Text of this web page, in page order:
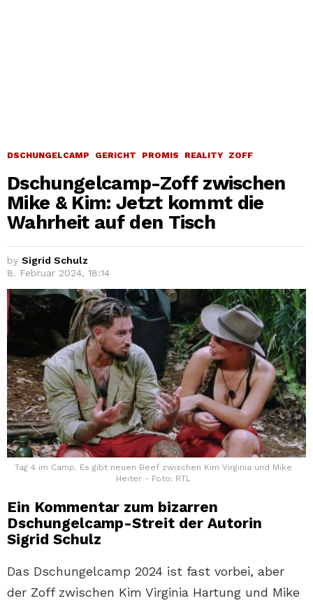
DSCHUNGELCAMP GERICHT PROMIS REALITY ZOFF
Dschungelcamp-Zoff zwischen
Mike & Kim: Jetzt kommt die
Wahrheit auf den Tisch
by Sigrid Schulz
8. Februar 2024, 18:14
Tag 4 im Camp. Es gibt neuen Beef zwischen Kim Virginia und Mike
Heiter - Foto: RTL
Ein Kommentar zum bizarren
Dschungelcamp-Streit der Autorin
Sigrid Schulz
Das Dschungelcamp 2024 ist fast vorbei, aber
der Zoff zwischen Kim Virginia Hartung und Mike